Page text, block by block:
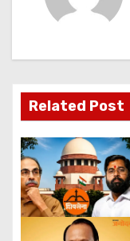
v
i
g
a
t
i
Related Post